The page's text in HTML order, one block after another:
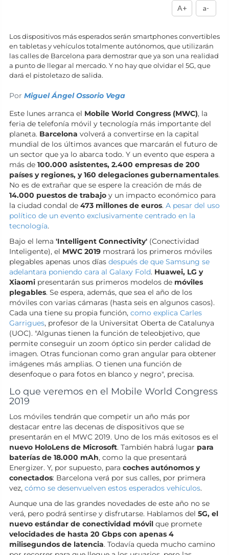
A+
a-
Los dispositivos más esperados serán smartphones convertibles
en tabletas y vehículos totalmente autónomos, que utilizarán
las calles de Barcelona para demostrar que ya son una realidad
a punto de llegar al mercado. Y no hay que olvidar el 5G, que
dará el pistoletazo de salida.
Por Miguel Ángel Ossorio Vega
Este lunes arranca el Mobile World Congress (MWC), la
feria de telefonía móvil y tecnología más importante del
planeta. Barcelona volverá a convertirse en la capital
mundial de los últimos avances que marcarán el futuro de
un sector que ya lo abarca todo. Y un evento que espera a
más de 100.000 asistentes, 2.400 empresas de 200
países y regiones, y 160 delegaciones gubernamentales.
No es de extrañar que se espere la creación de más de
14.000 puestos de trabajo y un impacto económico para
la ciudad condal de 473 millones de euros. A pesar del uso
político de un evento exclusivamente centrado en la
tecnología.
Bajo el lema 'Intelligent Connectivity' (Conectividad
Inteligente), el MWC 2019 mostrará los primeros móviles
plegables apenas unos días después de que Samsung se
adelantara poniendo cara al Galaxy Fold. Huawei, LG y
Xiaomi presentarán sus primeros modelos de móviles
plegables. Se espera, además, que sea el año de los
móviles con varias cámaras (hasta seis en algunos casos).
Cada una tiene su propia función, como explica Carles
Garrigues, profesor de la Universitat Oberta de Catalunya
(UOC). "Algunas tienen la función de teleobjetivo, que
permite conseguir un zoom óptico sin perder calidad de
imagen. Otras funcionan como gran angular para obtener
imágenes más amplias. O tienen una función de
desenfoque o para fotos en blanco y negro", precisa.
Lo que veremos en el Mobile World Congress
2019
Los móviles tendrán que competir un año más por
destacar entre las decenas de dispositivos que se
presentarán en el MWC 2019. Uno de los más exitosos es el
nuevo HoloLens de Microsoft. También habrá lugar para
baterías de 18.000 mAh, como la que presentará
Energizer. Y, por supuesto, para coches autónomos y
conectados: Barcelona verá por sus calles, por primera
vez, cómo se desenvuelven estos esperados vehículos.
Aunque una de las grandes novedades de este año no se
verá, pero podrá sentirse y disfrutarse. Hablamos del 5G, el
nuevo estándar de conectividad móvil que promete
velocidades de hasta 20 Gbps con apenas 4
milisegundos de latencia. Todavía queda mucho camino